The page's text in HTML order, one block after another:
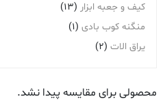
کیف و جعبه ابزار (13)
منگنه کوب بادی (1)
یراق الات (2)
محصولی برای مقایسه پیدا نشد.